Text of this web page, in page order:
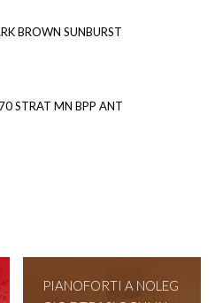
BROWN SUNBURST
STRAT MN BPP ANT
PIANOFORTI A NOLEG